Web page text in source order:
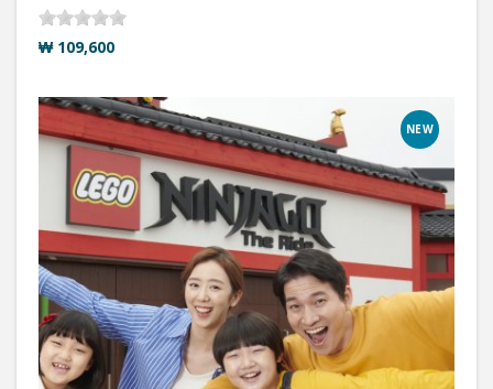
₩ 109,600
NEW